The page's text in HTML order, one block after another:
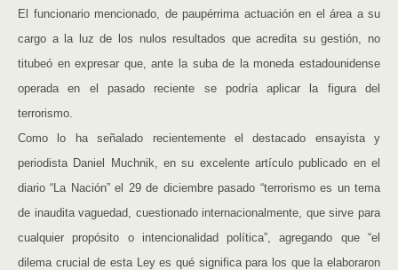
El funcionario mencionado, de paupérrima actuación en el área a su
cargo a la luz de los nulos resultados que acredita su gestión, no
titubeó en expresar que, ante la suba de la moneda estadounidense
operada en el pasado reciente se podría aplicar la figura del
terrorismo.
Como lo ha señalado recientemente el destacado ensayista y
periodista Daniel Muchnik, en su excelente artículo publicado en el
diario “La Nación” el 29 de diciembre pasado “terrorismo es un tema
de inaudita vaguedad, cuestionado internacionalmente, que sirve para
cualquier propósito o intencionalidad política”, agregando que “el
dilema crucial de esta Ley es qué significa para los que la elaboraron